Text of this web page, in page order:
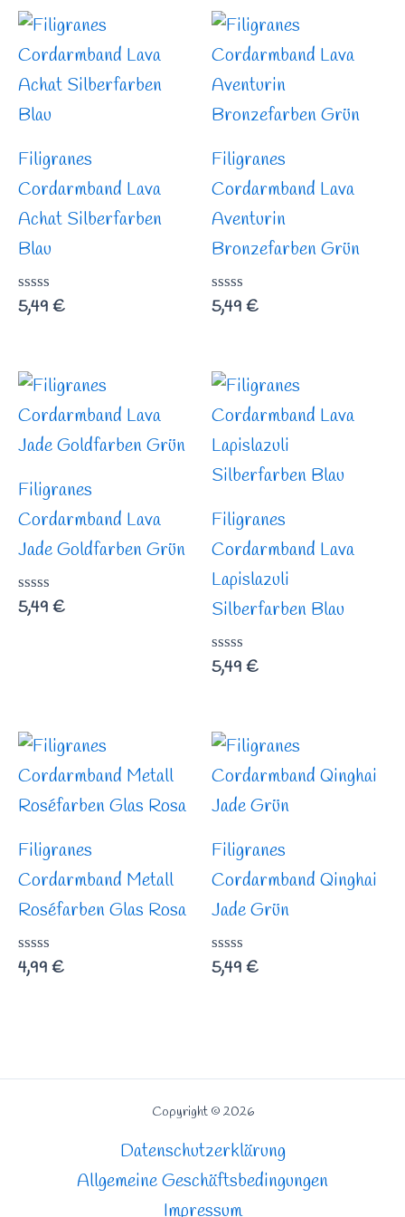
Filigranes
Cordarmband Lava
Achat Silberfarben
Blau
Bewertet
mit
5,49 €
Filigranes
Cordarmband Lava
Aventurin
Bronzefarben Grün
Bewertet
mit
5,49 €
Filigranes
Cordarmband Lava
Jade Goldfarben Grün
Bewertet
mit
5,49 €
Filigranes
Cordarmband Lava
Lapislazuli
Silberfarben Blau
Bewertet
mit
5,49 €
Filigranes
Cordarmband Metall
Roséfarben Glas Rosa
Bewertet
mit
4,99 €
Filigranes
Cordarmband Qinghai
Jade Grün
Bewertet
mit
5,49 €
Copyright © 2026
Datenschutzerklärung
Allgemeine Geschäftsbedingungen
Impressum